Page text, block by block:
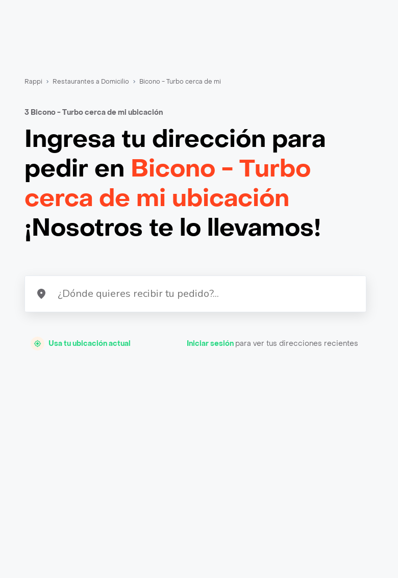
Rappi Restaurantes a Domicilio Bicono - Turbo cerca de mi
3 Bicono - Turbo cerca de mi ubicación
Ingresa tu dirección para
pedir en Bicono - Turbo
cerca de mi ubicación
¡Nosotros te lo llevamos!
Usa tu ubicación actual Iniciar sesión para ver tus direcciones recientes